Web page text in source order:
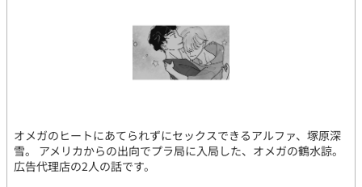
オメガのヒートにあてられずにセックスできるアルファ、塚原深
雪。 アメリカからの出向でプラ局に入局した、オメガの鶴水諒。
広告代理店の2人の話です。